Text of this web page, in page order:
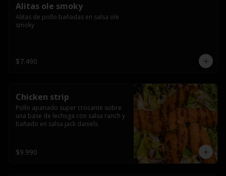
Alitas ole smoky
Alitas de pollo bañadas en salsa ole
smoky
$7.490
Chicken strip
Pollo apanado super crocante sobre
una base de lechuga con salsa ranch y
bañado en salsa jack daniels
$9.990